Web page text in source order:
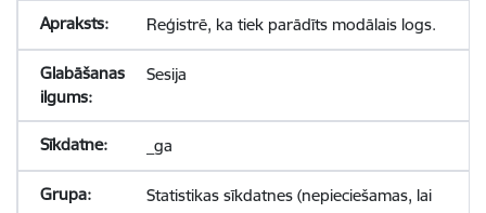
Reģistrē, ka tiek parādīts modālais logs.
Sesija
_ga
Statistikas sīkdatnes (nepieciešamas, lai